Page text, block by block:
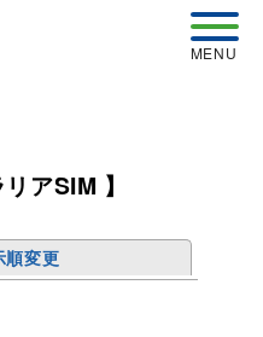
アSIM 】
順変更